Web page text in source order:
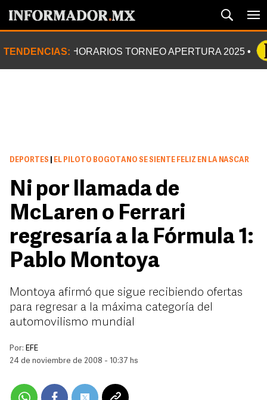
TENDENCIAS: HORARIOS TORNEO APERTURA 2025
DEPORTES EL PILOTO BOGOTANO SE SIENTE FELIZ EN LA NASCAR
Ni por llamada de
McLaren o Ferrari
regresaría a la Fórmula 1:
Pablo Montoya
Montoya afirmó que sigue recibiendo ofertas
para regresar a la máxima categoría del
automovilismo mundial
Por: EFE
24 de noviembre de 2008 - 10:37 hs